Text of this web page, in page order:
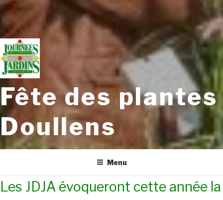
Fête des plantes
Doullens
Menu
Les JDJA évoqueront cette année la